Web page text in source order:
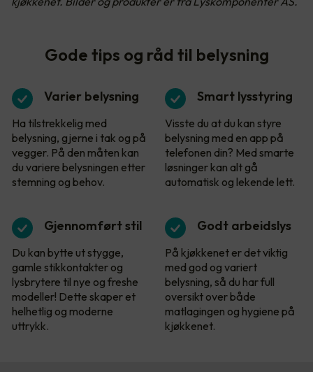
Gode tips og råd til belysning
Varier belysning
Ha tilstrekkelig med
belysning, gjerne i tak og på
vegger. På den måten kan
du variere belysningen etter
stemning og behov.
Smart lysstyring
Visste du at du kan styre
belysning med en app på
telefonen din? Med smarte
løsninger kan alt gå
automatisk og lekende lett.
Gjennomført stil
Du kan bytte ut stygge,
gamle stikkontakter og
lysbrytere til nye og freshe
modeller! Dette skaper et
helhetlig og moderne
uttrykk.
Godt arbeidslys
På kjøkkenet er det viktig
med god og variert
belysning, så du har full
oversikt over både
matlagingen og hygiene på
kjøkkenet.